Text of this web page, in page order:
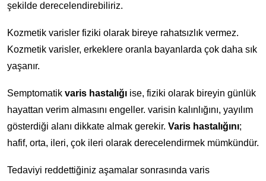
şekilde derecelendirebiliriz.
Kozmetik varisler fiziki olarak bireye rahatsızlık vermez.
Kozmetik varisler, erkeklere oranla bayanlarda çok daha sık
yaşanır.
Semptomatik varis hastalığı ise, fiziki olarak bireyin günlük
hayattan verim almasını engeller. varisin kalınlığını, yayılım
gösterdiği alanı dikkate almak gerekir. Varis hastalığını;
hafif, orta, ileri, çok ileri olarak derecelendirmek mümkündür.
Tedaviyi reddettiğiniz aşamalar sonrasında varis